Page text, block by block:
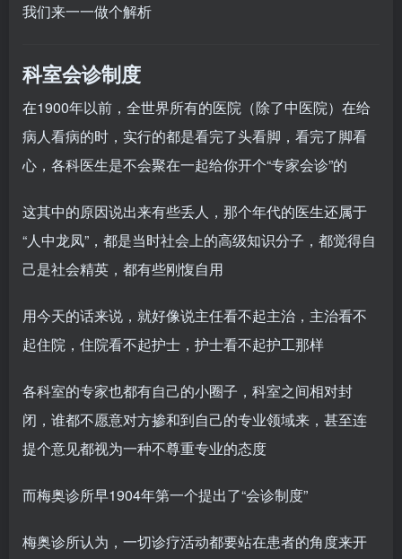
我们来一一做个解析
科室会诊制度
在1900年以前，全世界所有的医院（除了中医院）在给
病人看病的时，实行的都是看完了头看脚，看完了脚看
心，各科医生是不会聚在一起给你开个“专家会诊”的
这其中的原因说出来有些丢人，那个年代的医生还属于
“人中龙凤”，都是当时社会上的高级知识分子，都觉得自
己是社会精英，都有些刚愎自用
用今天的话来说，就好像说主任看不起主治，主治看不
起住院，住院看不起护士，护士看不起护工那样
各科室的专家也都有自己的小圈子，科室之间相对封
闭，谁都不愿意对方掺和到自己的专业领域来，甚至连
提个意见都视为一种不尊重专业的态度
而梅奥诊所早1904年第一个提出了“会诊制度”
梅奥诊所认为，一切诊疗活动都要站在患者的角度来开